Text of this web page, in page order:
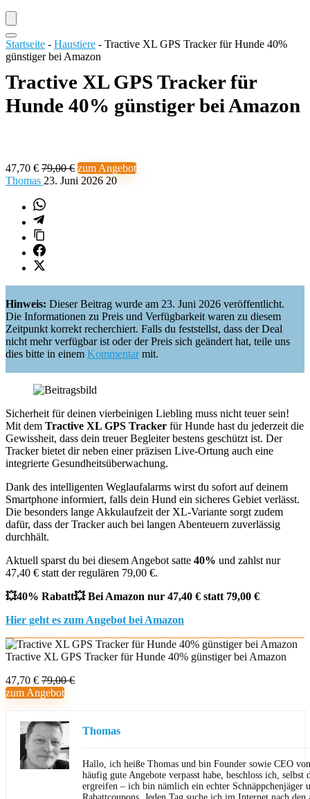
Startseite - Haustiere - Tractive XL GPS Tracker für Hunde 40%
günstiger bei Amazon
Tractive XL GPS Tracker für
Hunde 40% günstiger bei Amazon
47,70 € 79,00 € zum Angebot
Thomas 23. Juni 2026 20
Hinweis: Dieser Beitrag wurde am 23. Juni 2026 veröffentlicht.
Die Informationen zu Preis und Verfügbarkeit waren zu diesem
Zeitpunkt korrekt recherchiert. Falls du feststellst, dass der Deal
nicht mehr verfügbar ist oder der Preis sich geändert hat, teile uns
dies bitte in einem Kommentarmit.
Sicherheit für deinen vierbeinigen Liebling muss nicht teuer sein!
Mit dem Tractive XL GPS Tracker für Hunde hast du jederzeit die
Gewissheit, dass dein treuer Begleiter bestens geschützt ist. Der
Tracker bietet dir neben einer präzisen Live-Ortung auch eine
integrierte Gesundheitsüberwachung.
Dank des intelligenten Weglaufalarms wirst du sofort auf deinem
Smartphone informiert, falls dein Hund ein sicheres Gebiet verlässt.
Die besonders lange Akkulaufzeit der XL-Variante sorgt zudem
dafür, dass der Tracker auch bei langen Abenteuern zuverlässig
durchhält.
Aktuell sparst du bei diesem Angebot satte 40% und zahlst nur
47,40 € statt der regulären 79,00 €.
💥40% Rabatt💥 Bei Amazon nur 47,40 € statt 79,00 €
Hier geht es zum Angebot bei Amazon
Tractive XL GPS Tracker für Hunde 40% günstiger bei Amazon
47,70 € 79,00 €
zum Angebot
Thomas
Hallo, ich heiße Thomas und bin Founder sowie CEO
häufig gute Angebote verpasst habe, beschloss ich,
ergreifen – ich bin nämlich ein echter Schnäppchenjäger